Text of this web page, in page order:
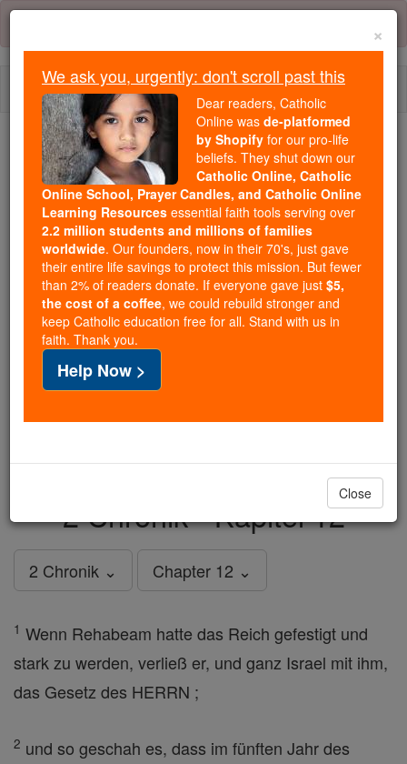
Skip
content
We ask you, urgently: don't scroll past this
Dear readers, Catholic Online
wasde-platformed by Shopify
for our pro-life beliefs. They
shut down ourCatholic
Online, Catholic Online School, Prayer Candles, and
Catholic Online Learning Resourcesessential faith
tools serving over2.2 million students and millions of
families worldwide. Our founders, now in their 70's,
just gave their entire life savings to protect this mission.
But fewer than 2% of readers donate. If everyone gave
just$5, the cost of a coffee, we could rebuild stronger
in faith. Thank you.DONATE TODAY >
2 Chronik - Kapitel 12
2 Chronik ⌄ Chapter 12 ⌄
1 Wenn Rehabeam hatte das Reich gefestigt und
stark zu werden, verließ er, und ganz Israel mit ihm,
das Gesetz des HERRN ;
2 und so geschah es, dass im fünften Jahr des
×
We ask you, urgently: don't scroll past this
Dear readers, Catholic
Online was de-platformed
by Shopify for our pro-life
beliefs. They shut down our
Catholic Online, Catholic
Online School, Prayer Candles, and Catholic Online
Learning Resources essential faith tools serving over
2.2 million students and millions of families
worldwide. Our founders, now in their 70's, just gave
their entire life savings to protect this mission. But fewer
than 2% of readers donate. If everyone gave just $5,
the cost of a coffee, we could rebuild stronger and
keep Catholic education free for all. Stand with us in
faith. Thank you.
Help Now >
Close